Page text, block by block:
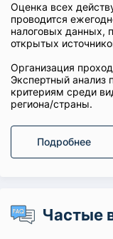
Оценка всех
проводится
налоговых данных,
открытых
Организация
Экспертный анализ
критериям среди
региона/страны.
Подробнее
Частые